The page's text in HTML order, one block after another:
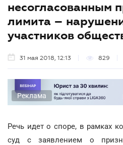
несогласованным
лимита –
участников
31 мая 2018, 12:13 829
Реклама
Речь идет о споре, в рамках
суд с заявлением о